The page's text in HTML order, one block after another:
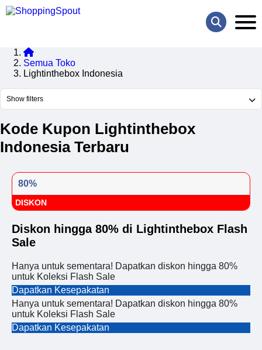
Semua Toko
Lightinthebox Indonesia
Show filters
Kode Kupon Lightinthebox
Indonesia Terbaru
80%
DISKON
Diskon hingga 80% di Lightinthebox Flash
Sale
Hanya untuk sementara! Dapatkan diskon hingga 80%
untuk Koleksi Flash Sale
Dapatkan Kesepakatan
Hanya untuk sementara! Dapatkan diskon hingga 80%
untuk Koleksi Flash Sale
Dapatkan Kesepakatan